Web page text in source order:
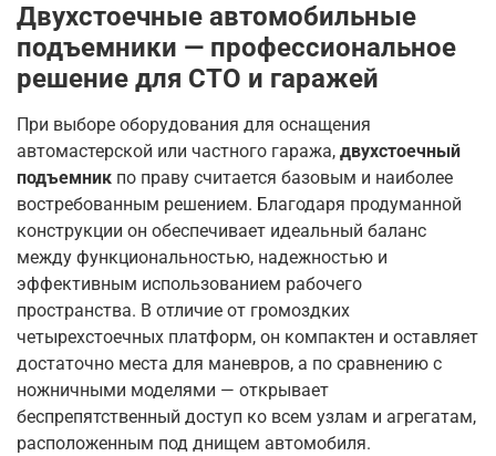
Двухстоечные автомобильные
подъемники — профессиональное
решение для СТО и гаражей
При выборе оборудования для оснащения
автомастерской или частного гаража, двухстоечный
подъемник по праву считается базовым и наиболее
востребованным решением. Благодаря продуманной
конструкции он обеспечивает идеальный баланс
между функциональностью, надежностью и
эффективным использованием рабочего
пространства. В отличие от громоздких
четырехстоечных платформ, он компактен и оставляет
достаточно места для маневров, а по сравнению с
ножничными моделями — открывает
беспрепятственный доступ ко всем узлам и агрегатам,
расположенным под днищем автомобиля.